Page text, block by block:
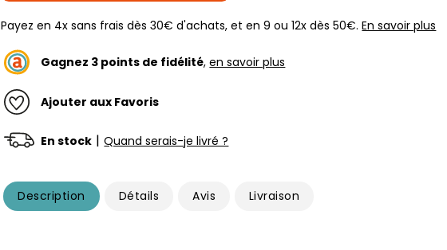
Payez en 4x sans frais dès 30€ d'achats, et en 9 ou 12x dès 50€.En savoir plus
Gagnez 3 points de fidélité,en savoir plus
Ajouter aux Favoris
En stock | Quand serais-je livré ?
Description Détails Avis Livraison